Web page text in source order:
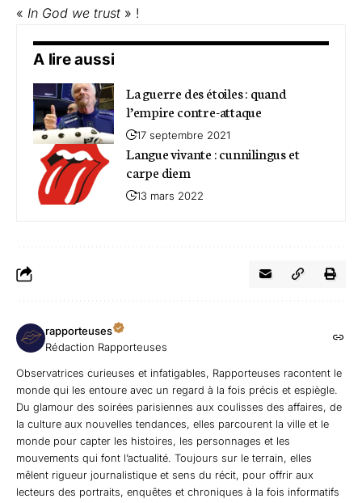
« In God we trust » !
A lire aussi
La guerre des étoiles : quand
l’empire contre-attaque
17 septembre 2021
Langue vivante : cunnilingus et
carpe diem
13 mars 2022
rapporteuses
Rédaction Rapporteuses
Observatrices curieuses et infatigables, Rapporteuses racontent le
monde qui les entoure avec un regard à la fois précis et espiègle.
Du glamour des soirées parisiennes aux coulisses des affaires, de
la culture aux nouvelles tendances, elles parcourent la ville et le
monde pour capter les histoires, les personnages et les
mouvements qui font l’actualité. Toujours sur le terrain, elles
mêlent rigueur journalistique et sens du récit, pour offrir aux
lecteurs des portraits, enquêtes et chroniques à la fois informatifs